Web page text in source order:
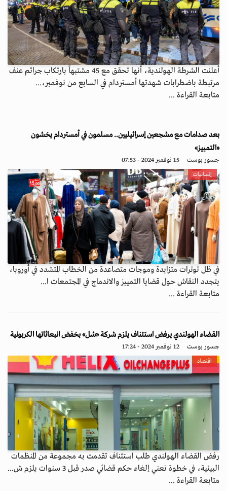
أعلنت الشرطة الهولندية، أنها تحقق مع 45 مشتبهاً بارتكاب جرائم عنف
مرتبطة باضطرابات شهدتها أمستردام في السابع من نوفمبر،...
متابعة القراءة ...
بعد صدامات مع مشجعين إسرائيليين.. مسلمون في أمستردام يخشون
«التمييز»
جسور بوست 15 نوفمبر 2024 - 07:53
إنسانيات
في ظل توترات متزايدة وموجات متصاعدة من الخطاب المتشدد في أوروبا،
يتجدد النقاش حول قضايا التمييز والاندماج في المجتمعات ا...
متابعة القراءة ...
القضاء الهولندي يرفض استئناف يلزم شركة «شل» بخفض انبعاثاتها الكربونية
جسور بوست 12 نوفمبر 2024 - 17:24
اقتصاد
رفض القضاء الهولندي طلب استئناف تقدمت به مجموعة من المنظمات
البيئية، في خطوة تعني إلغاء حكم قضائي صدر قبل 3 سنوات يلزم ش...
متابعة القراءة ...